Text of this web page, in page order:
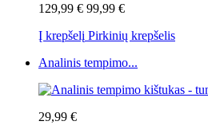
129,99 € 99,99 €
Į krepšelį Pirkinių krepšelis
Analinis tempimo...
29,99 €